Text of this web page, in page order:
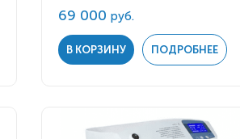
69 000 руб.
В КОРЗИНУ ПОДРОБНЕЕ